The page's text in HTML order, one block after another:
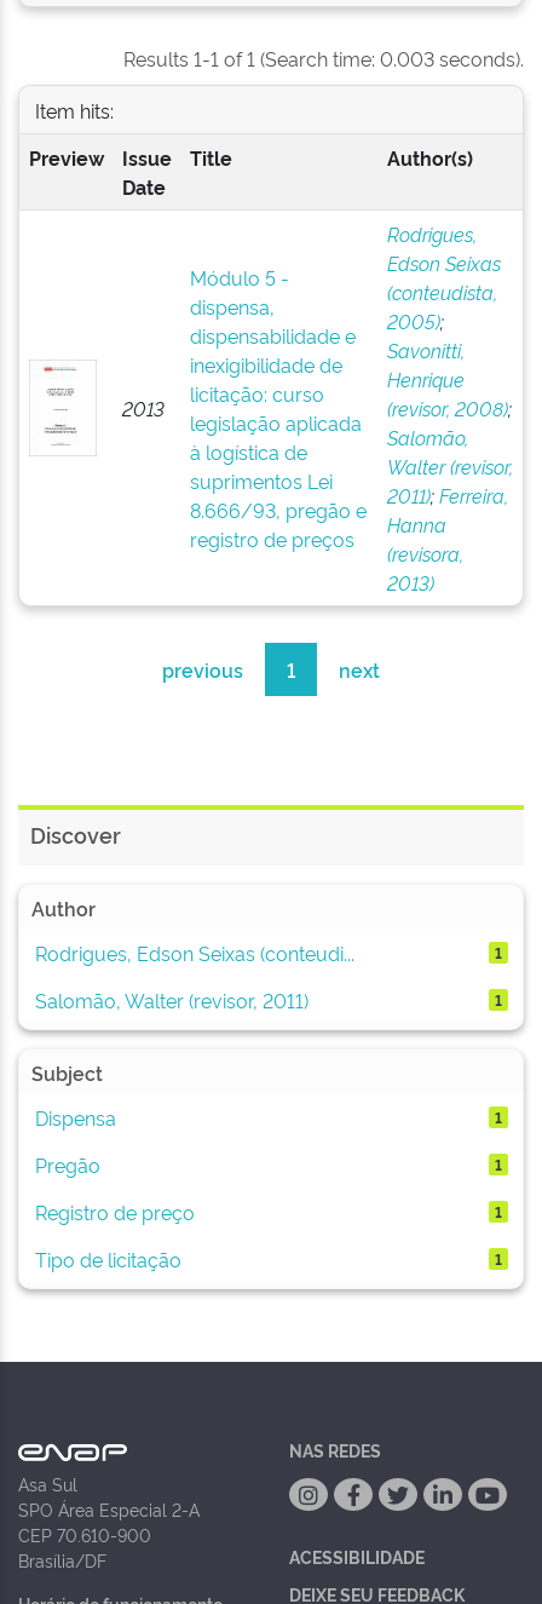
Results 1-1 of 1 (Search time: 0.003 seconds).
Item hits:
Preview
Issue
Date
Title Author(s)
2013
Módulo 5 -
dispensa,
dispensabilidade e
inexigibilidade de
licitação: curso
legislação aplicada
à logística de
suprimentos Lei
8.666/93, pregão e
registro de preços
Rodrigues,
Edson Seixas
(conteudista,
2005);
Savonitti,
Henrique
(revisor, 2008);
Salomão,
Walter (revisor,
2011);Ferreira,
Hanna
(revisora,
2013)
previous 1 next
Discover
Author
Rodrigues, Edson Seixas (conteudi...
1
Salomão, Walter (revisor, 2011) 1
Subject
Dispensa
1
Pregão 1
Registro de preço 1
Tipo de licitação 1
Asa Sul
SPO Área Especial 2-A
CEP 70.610-900
Brasília/DF
NAS REDES
ACESSIBILIDADE
DEIXE SEU FEEDBACK